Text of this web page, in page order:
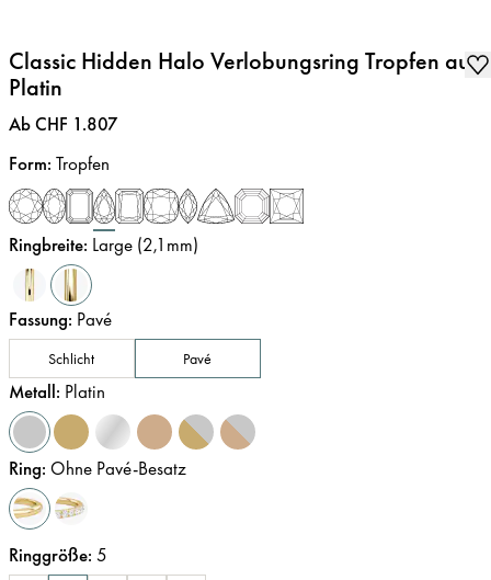
Classic Hidden Halo Verlobungsring Tropfen aus
Platin
Preis:
Ab CHF 1.807
Form: Tropfen
Ringbreite: Large (2,1mm)
Fassung: Pavé
Schlicht Pavé
Metall: Platin
Ring: Ohne Pavé-Besatz
Ringgröße: 5